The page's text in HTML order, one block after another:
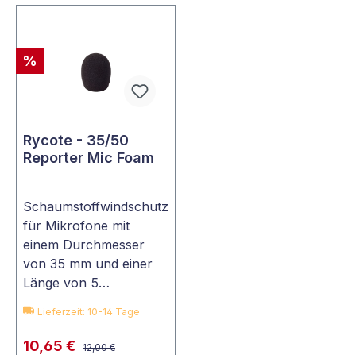
%
Rycote - 35/50
Reporter Mic Foam
Schaumstoffwindschutz
für Mikrofone mit
einem Durchmesser
von 35 mm und einer
Länge von 5…
Lieferzeit: 10-14 Tage
10,65 € 12,00 €